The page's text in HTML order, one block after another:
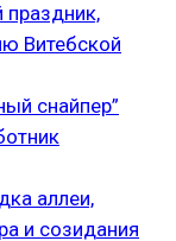
праздник,
Витебской
снайпер”
аллеи,
и созидания